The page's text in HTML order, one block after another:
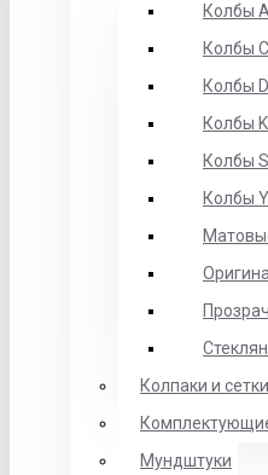
Колбы
Колбы
Колбы
Колбы
Колбы
Колбы
Колпаки и сетки
Мундштуки